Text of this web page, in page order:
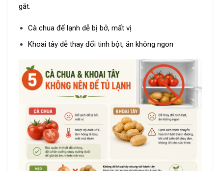
gắt.
Cà chua để lạnh dễ bị bở, mất vị
Khoai tây dễ thay đổi tinh bột, ăn không ngon